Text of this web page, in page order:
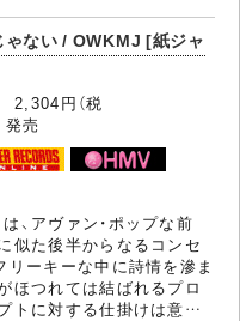
ない / OWKMJ [紙ジャ
円（税
発売
、アヴァン・ポップな前
似た後半からなるコンセ
リーキーな中に詩情を滲ま
ほつれては結ばれるプロ
トに対する仕掛けは意…